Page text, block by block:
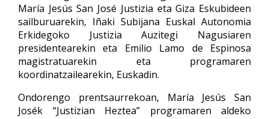
María Jesús San José Justizia eta Giza Eskubideen
sailburuarekin, Iñaki Subijana Euskal Autonomia
Erkidegoko Justizia Auzitegi Nagusiaren
presidentearekin eta Emilio Lamo de Espinosa
magistratuarekin eta programaren
koordinatzailearekin, Euskadin.
Ondorengo prentsaurrekoan, María Jesús San
Josék “Justizian Heztea” programaren aldeko